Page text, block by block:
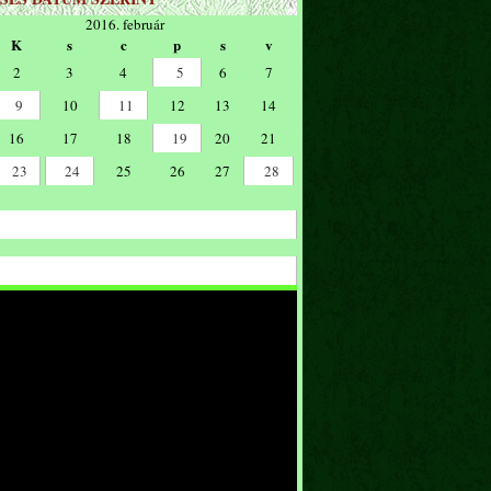
2016. február
K s c p s v
2 3 4 5 6
7
9
10 11 12 13
14
16
17 18 19 20
21
23
24 25 26 27 28